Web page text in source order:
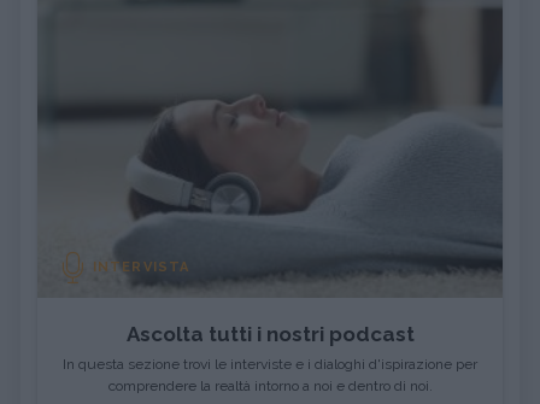
INTERVISTA
Ascolta tutti i nostri podcast
In questa sezione trovi le interviste e i dialoghi d'ispirazione per
comprendere la realtà intorno a noi e dentro di noi.